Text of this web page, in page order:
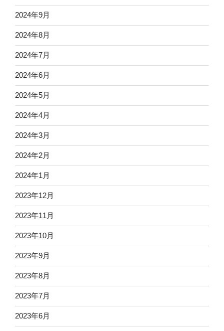
2024年9月
2024年8月
2024年7月
2024年6月
2024年5月
2024年4月
2024年3月
2024年2月
2024年1月
2023年12月
2023年11月
2023年10月
2023年9月
2023年8月
2023年7月
2023年6月